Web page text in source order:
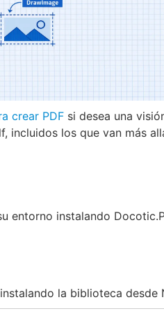
crear PDF si desea una
incluidos los que van más
entorno instalando
la biblioteca desde